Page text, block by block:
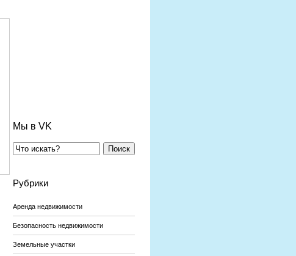
Мы в VK
Поиск
Рубрики
Аренда недвижимости
Безопасность недвижимости
Земельные участки